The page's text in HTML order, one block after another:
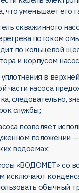
что уменьшает его
скважинного
потоком
по кольцевой
и корпусом
в
части насоса
следовательно,
службы;
позволяет
положении
водоемах;
«ВОДОМЕТ» со
исключают
обычный